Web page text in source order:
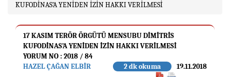
KUFODİNAS’A YENİDEN İZİN HAKKI VERİLMESİ
17 KASIM TERÖR ÖRGÜTÜ MENSUBU DİMİTRİS
KUFODİNAS’A YENİDEN İZİN HAKKI VERİLMESİ
YORUM NO : 2018 / 84
HAZEL ÇAĞAN ELBİR
19.11.2018
2 dk okuma